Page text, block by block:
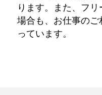
ります。また、フ
場合も、お仕事の
っています。